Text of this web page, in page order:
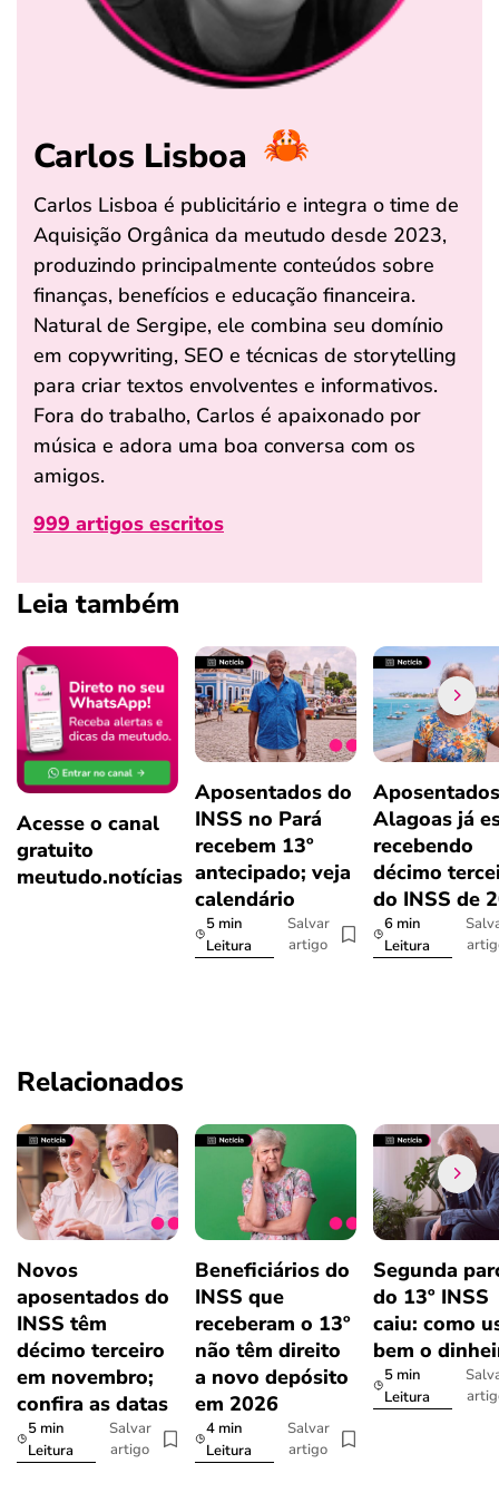
Carlos Lisboa
Carlos Lisboa é publicitário e integra o time de
Aquisição Orgânica da meutudo desde 2023,
produzindo principalmente conteúdos sobre
finanças, benefícios e educação financeira.
Natural de Sergipe, ele combina seu domínio
em copywriting, SEO e técnicas de storytelling
para criar textos envolventes e informativos.
Fora do trabalho, Carlos é apaixonado por
música e adora uma boa conversa com os
amigos.
999 artigos escritos
Leia também
Acesse o canal
gratuito
meutudo.notícias
Aposentados do
INSS no Pará
recebem 13º
antecipado; veja
calendário
5 min
Leitura
Salvar
artigo
Alagoas já
recebendo
décimo
do INSS de
6 min
Leitura
Relacionados
Novos
aposentados do
INSS têm
décimo terceiro
em novembro;
confira as datas
5 min
Leitura
Salvar
artigo
Beneficiários do
INSS que
receberam o 13º
não têm direito
a novo depósito
em 2026
4 min
Leitura
Salvar
artigo
Segunda
do 13º INSS
caiu: como
bem o
5 min
Leitura